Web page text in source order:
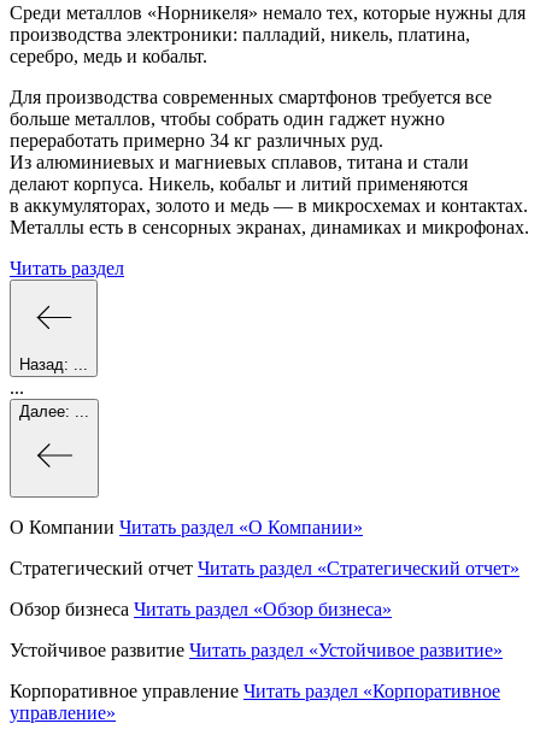
Среди металлов «Норникеля» немало тех, которые нужны для
производства электроники: палладий, никель, платина,
серебро, медь и кобальт.
Для производства современных смартфонов требуется все
больше металлов, чтобы собрать один гаджет нужно
переработать примерно 34 кг различных руд.
Из алюминиевых и магниевых сплавов, титана и стали
делают корпуса. Никель, кобальт и литий применяются
в аккумуляторах, золото и медь — в микросхемах и контактах.
Металлы есть в сенсорных экранах, динамиках и микрофонах.
Читать раздел
Назад:
...
Далее:
О Компании Читать раздел «О Компании»
Стратегический отчет Читать раздел «Стратегический отчет»
Обзор бизнеса Читать раздел «Обзор бизнеса»
Устойчивое развитие Читать раздел «Устойчивое развитие»
Корпоративное управление Читать раздел «Корпоративное
управление»